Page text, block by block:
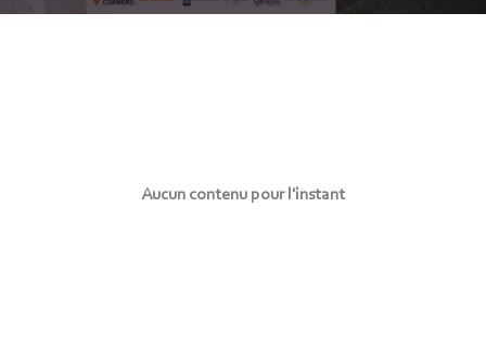
Aucun contenu pour l'instant